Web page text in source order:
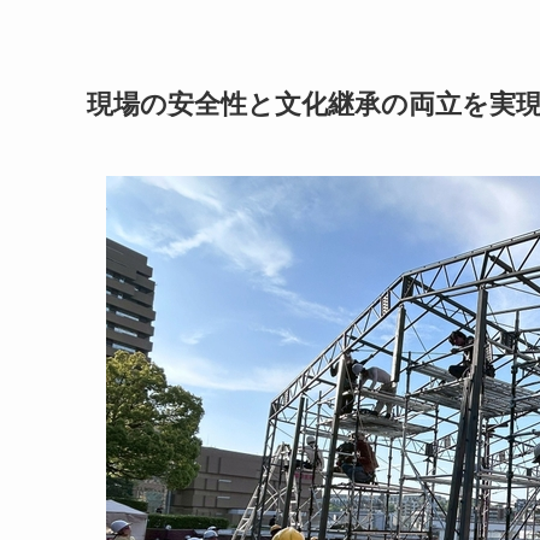
現場の安全性と文化継承の両立を実